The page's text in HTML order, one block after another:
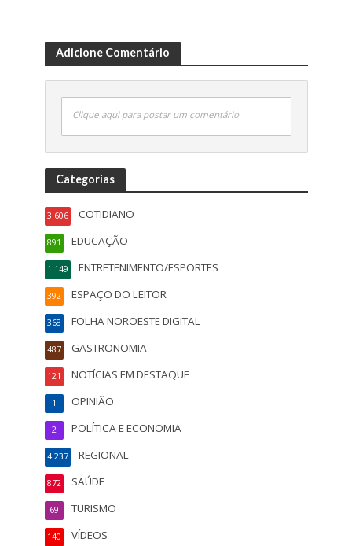
Adicione Comentário
Clique aqui para postar um comentário
Categorias
COTIDIANO
3.606
EDUCAÇÃO
891
ENTRETENIMENTO/ESPORTES
1.149
ESPAÇO DO LEITOR
392
FOLHA NOROESTE DIGITAL
368
GASTRONOMIA
487
NOTÍCIAS EM DESTAQUE
121
OPINIÃO
1
POLÍTICA E ECONOMIA
2
REGIONAL
4.237
SAÚDE
872
TURISMO
69
VÍDEOS
140